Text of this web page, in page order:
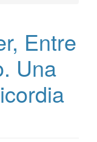
Entre
Una